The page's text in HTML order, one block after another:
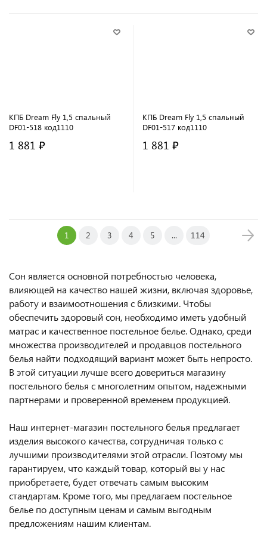
КПБ Dream Fly 1,5 спальный
DF01-518 код1110
1 881 ₽
КПБ Dream Fly 1,5 спальный
DF01-517 код1110
1 881 ₽
1 2 3 4 5 ... 114
Сон является основной потребностью человека,
влияющей на качество нашей жизни, включая здоровье,
работу и взаимоотношения с близкими. Чтобы
обеспечить здоровый сон, необходимо иметь удобный
матрас и качественное постельное белье. Однако, среди
множества производителей и продавцов постельного
белья найти подходящий вариант может быть непросто.
В этой ситуации лучше всего довериться магазину
постельного белья с многолетним опытом, надежными
партнерами и проверенной временем продукцией.
Наш интернет-магазин постельного белья предлагает
изделия высокого качества, сотрудничая только с
лучшими производителями этой отрасли. Поэтому мы
гарантируем, что каждый товар, который вы у нас
приобретаете, будет отвечать самым высоким
стандартам. Кроме того, мы предлагаем постельное
белье по доступным ценам и самым выгодным
предложениям нашим клиентам.